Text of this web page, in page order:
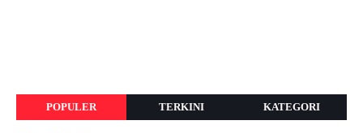
POPULER TERKINI KATEGORI